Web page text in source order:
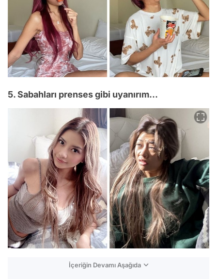
5. Sabahları prenses gibi uyanırım...
İçeriğin Devamı Aşağıda